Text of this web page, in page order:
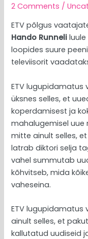
2 Comments /
ETV põlgus
Hando Runneli
loopides suure
televiisorit
ETV
üksnes selles, et
koperdamisest ja
mahalugemisel uue
mitte ainult selles,
latrab diktori selja
vahel summutab
kõhvitseb, mida
vaheseina.
ETV
ainult selles, et
kallutatud uudiseid